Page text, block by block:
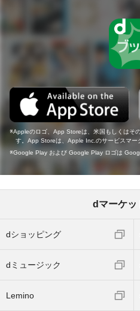
Appleのロゴ、App Storeは、米国もしくはそ
す。App Storeは、Apple Inc.のサービスマー
Google Play および Google Play ロゴは
dマーケッ
dショッピング
dミュージック
Lemino